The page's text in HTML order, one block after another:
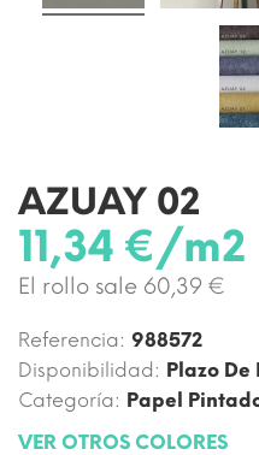
AZUAY 02
11,34 €/m2
El rollo sale 60,39 €
Referencia: 988572
Disponibilidad: Plazo De
Categoría: Papel
VER OTROS COLORES